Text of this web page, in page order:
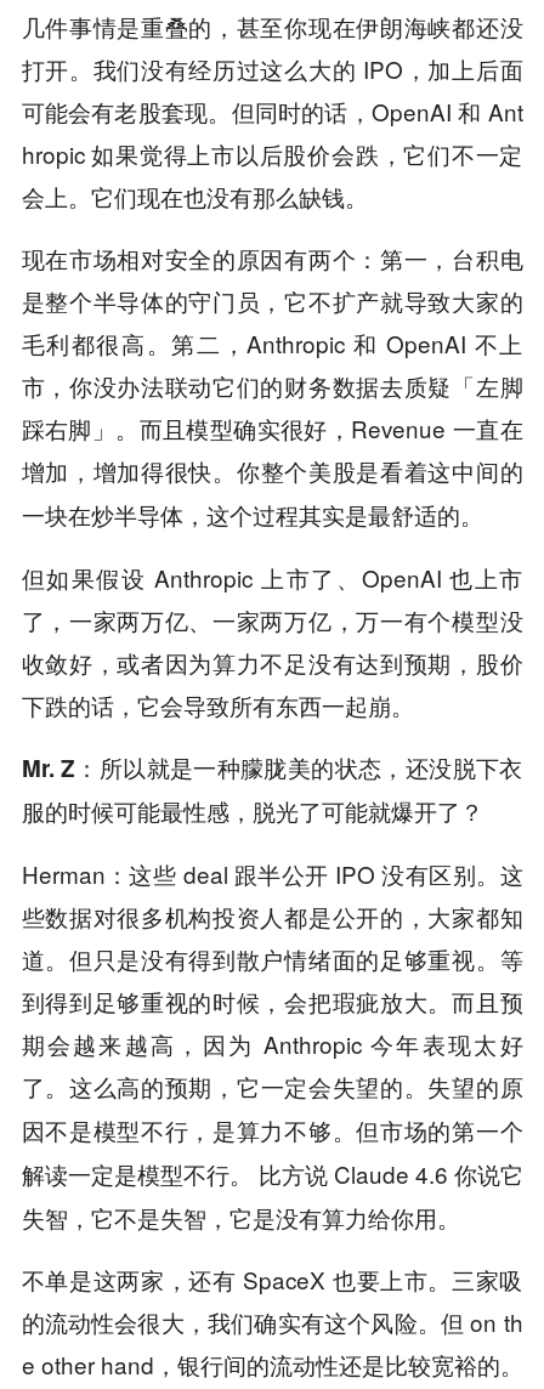
几件事情是重叠的，甚至你现在伊朗海峡都还没
打开。我们没有经历过这么大的 IPO，加上后面
可能会有老股套现。但同时的话，OpenAI 和 Ant
hropic 如果觉得上市以后股价会跌，它们不一定
会上。它们现在也没有那么缺钱。
现在市场相对安全的原因有两个：第一，台积电
是整个半导体的守门员，它不扩产就导致大家的
毛利都很高。第二，Anthropic 和 OpenAI 不上
市，你没办法联动它们的财务数据去质疑「左脚
踩右脚」。而且模型确实很好，Revenue 一直在
增加，增加得很快。 你整个美股是看着这中间的
一块在炒半导体，这个过程其实是最舒适的。
但如果假设 Anthropic 上市了、OpenAI 也上市
了，一家两万亿、一家两万亿，万一有个模型没
收敛好，或者因为算力不足没有达到预期，股价
下跌的话，它会导致所有东西一起崩。
Mr. Z：所以就是一种朦胧美的状态，还没脱下衣
服的时候可能最性感，脱光了可能就爆开了？
Herman：这些 deal 跟半公开 IPO 没有区别。这
些数据对很多机构投资人都是公开的，大家都知
道。但只是没有得到散户情绪面的足够重视。等
到得到足够重视的时候，会把瑕疵放大。而且预
期会越来越高，因为 Anthropic 今年表现太好
了。 这么高的预期，它一定会失望的。失望的原
因不是模型不行，是算力不够。但市场的第一个
解读一定是模型不行。
比方说 Claude 4.6 你说它
失智，它不是失智，它是没有算力给你用。
不单是这两家，还有 SpaceX 也要上市。三家吸
的流动性会很大，我们确实有这个风险。但 on th
e other hand，银行间的流动性还是比较宽裕的。